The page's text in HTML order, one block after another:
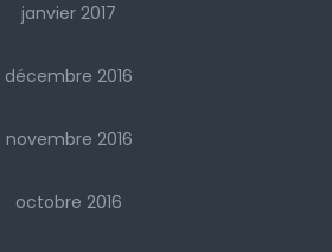
janvier 2017
décembre 2016
novembre 2016
octobre 2016